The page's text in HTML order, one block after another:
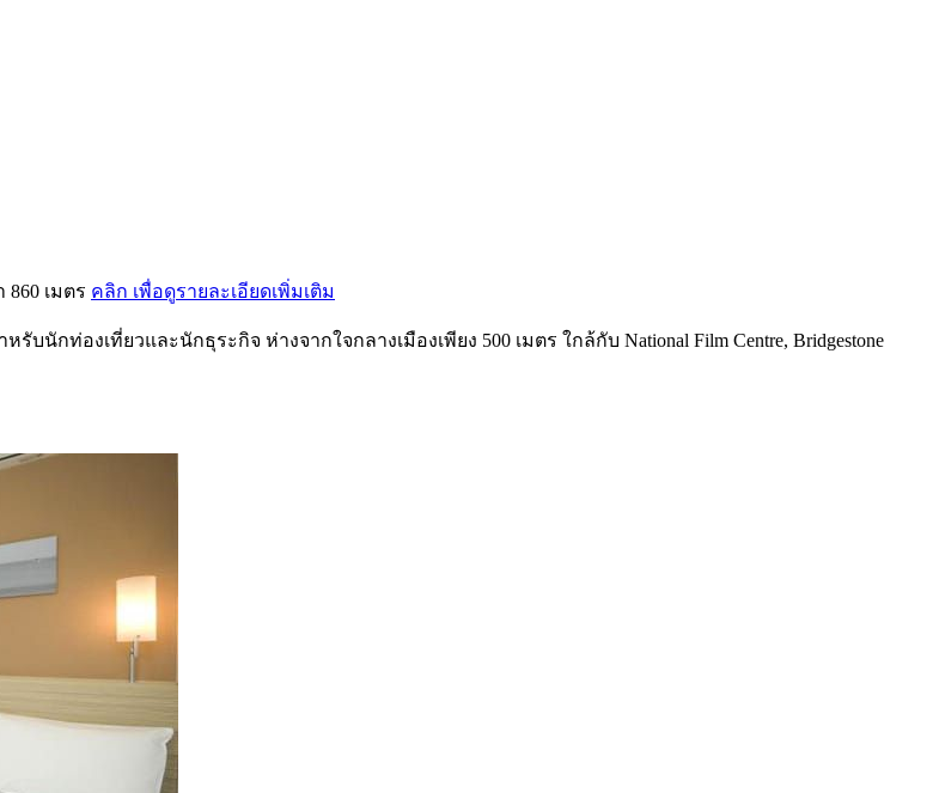
เมตร คลิก เพื่อดูรายละเอียดเพิ่มเติม
กท่องเที่ยวและนักธุระกิจ ห่างจากใจกลางเมืองเพียง 500 เมตร ใกล้กับ National Film Centre, Bridgestone